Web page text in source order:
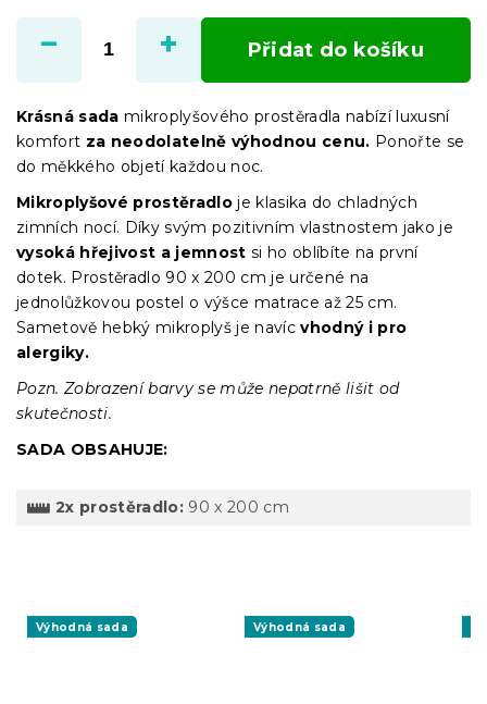
cena:
Přidat do košíku
Krásná sada mikroplyšového prostěradla nabízí luxusní
komfort za neodolatelně výhodnou cenu. Ponořte se
do měkkého objetí každou noc.
Mikroplyšové prostěradloje klasika do chladných
zimních nocí. Díky svým pozitivním vlastnostem jako je
vysoká hřejivost a jemnost si ho oblíbíte na první
dotek. Prostěradlo 90 x 200 cm je určené na
jednolůžkovou postel o výšce matrace až 25 cm.
Sametově hebký mikroplyš je navícvhodný i pro
alergiky.
Pozn. Zobrazení barvy se může nepatrně lišit od
skutečnosti.
SADA OBSAHUJE:
2x prostěradlo: 90 x 200 cm
Výhodná sada Výhodná sada